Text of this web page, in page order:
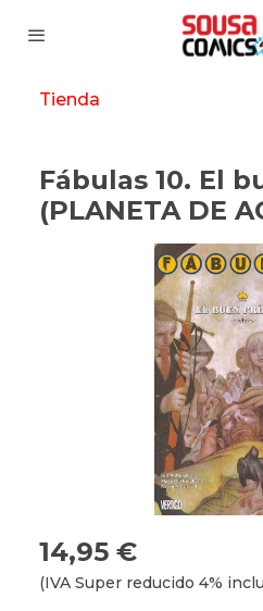
Tienda
Fábulas 10. El
(PLANETA DE
14,95 €
(IVA Super reducido 4%